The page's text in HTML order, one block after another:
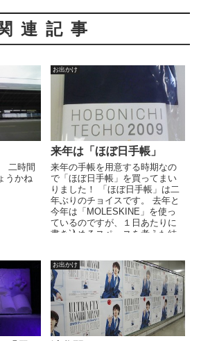
連記事
二時間
うかね
お出かけ
来年は「ほぼ日手帳」
来年の手帳を用意する時期なの
で「ほぼ日手帳」を買ってまい
りました！ 「ほぼ日手帳」は二
年ぶりのチョイスです。 去年と
今年は「MOLESKINE」を使っ
ているのですが、１日あたりに
書き込めるスペースを考えた結
お出かけ